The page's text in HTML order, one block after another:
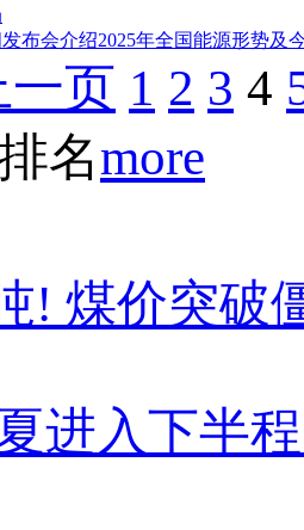
布会介绍2025年全国能源形势及
一页 1 2 3 4
名more
! 煤价突破
进入下半